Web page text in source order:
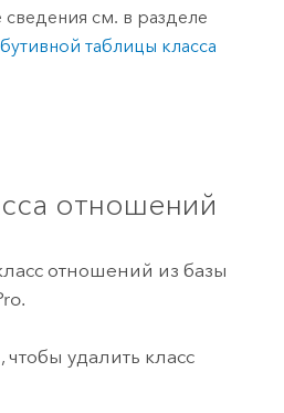
см. в разделе
таблицы класса
отношений
отношений из базы
.
удалить класс